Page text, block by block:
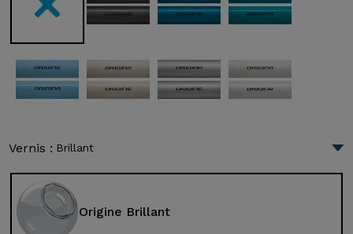
Vernis : Brillant
Origine Brillant